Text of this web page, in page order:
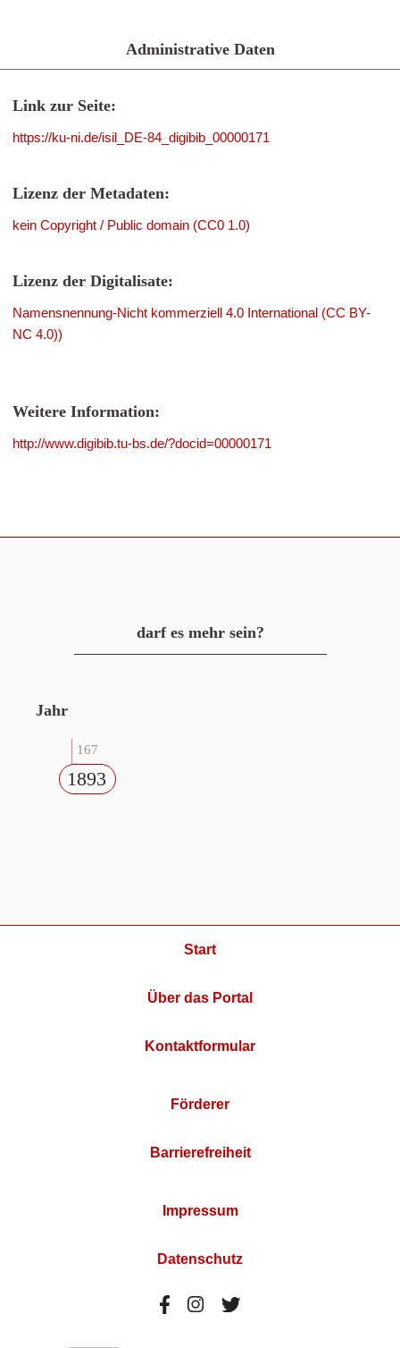
Administrative Daten
Link zur Seite:
https://ku-ni.de/isil_DE-84_digibib_00000171
Lizenz der Metadaten:
kein Copyright / Public domain (CC0 1.0)
Lizenz der Digitalisate:
Namensnennung-Nicht kommerziell 4.0 International (CC BY-
NC 4.0))
Weitere Information:
http://www.digibib.tu-bs.de/?docid=00000171
darf es mehr sein?
Jahr
167
1893
Start
Über das Portal
Kontaktformular
Förderer
Barrierefreiheit
Impressum
Datenschutz